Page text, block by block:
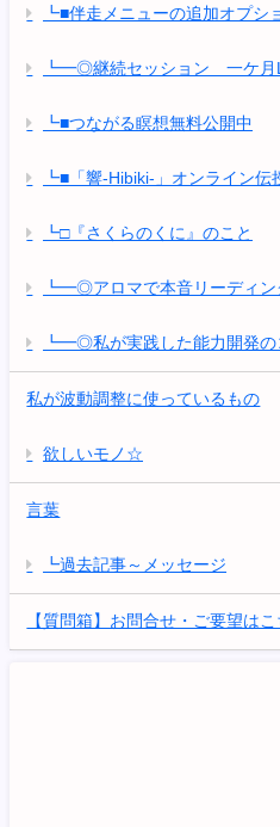
┗■伴走メニューの追加オプシ
┗━◎継続セッション 一ケ月
┗■つながる瞑想無料公開中
┗■「響-Hibiki-」オンライン伝
┗□『さくらのくに』のこと
┗━◎アロマで本音リーディン
┗━◎私が実践した能力開発の
私が波動調整に使っているもの
欲しいモノ☆
言葉
┗過去記事～メッセージ
【質問箱】お問合せ・ご要望は